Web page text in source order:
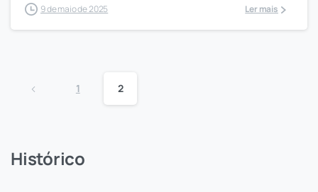
9 de maio de 2025 Ler mais
1 2
Histórico